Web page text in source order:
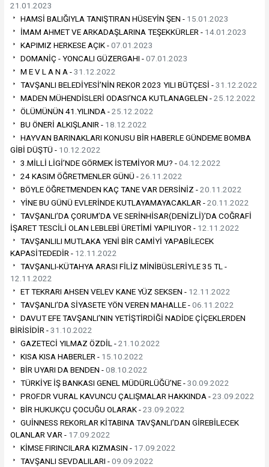
21.01.2023
HAMSİ BALIĞIYLA TANIŞTIRAN HÜSEYİN ŞEN - 15.01.2023
İMAM AHMET VE ARKADAŞLARINA TEŞEKKÜRLER - 14.01.2023
KAPIMIZ HERKESE AÇIK -07.01.2023
DOMANİÇ - YONCALI GÜZERGAHI -07.01.2023
M E V L A N A -31.12.2022
TAVŞANLI BELEDİYESİ’NİN REKOR 2023 YILI BÜTÇESİ -31.12.2022
MADEN MÜHENDİSLERİ ODASI’NCA KUTLANAGELEN -25.12.2022
ÖLÜMÜNÜN 41.YILINDA -25.12.2022
BU ÖNERİ ALKIŞLANIR - 18.12.2022
HAYVAN BARINAKLARI KONUSU BİR HABERLE GÜNDEME BOMBA
GİBİ DÜŞTÜ - 10.12.2022
3.MİLLİ LİGİ’NDE GÖRMEK İSTEMİYOR MU? -04.12.2022
24 KASIM ÖĞRETMENLER GÜNÜ -26.11.2022
BÖYLE ÖĞRETMENDEN KAÇ TANE VAR DERSİNİZ -20.11.2022
YİNE BU GÜNÜ EVLERİNDE KUTLAYAMAYACAKLAR -20.11.2022
TAVŞANLI’DA ÇORUM’DA VE SERİNHİSAR(DENİZLİ)’DA COĞRAFİ
İŞARET TESCİLİ OLAN LEBLEBİ ÜRETİMİ YAPILIYOR - 12.11.2022
TAVŞANLILI MUTLAKA YENİ BİR CAMİYİ YAPABİLECEK
KAPASİTEDEDİR - 12.11.2022
TAVŞANLI-KÜTAHYA ARASI FİLİZ MİNİBÜSLERİYLE 35 TL -
12.11.2022
ET TEKRARI AHSEN VELEV KANE YÜZ SEKSEN - 12.11.2022
TAVŞANLI’DA SİYASETE YÖN VEREN MAHALLE -06.11.2022
DAVUT EFE TAVŞANLI’NIN YETİŞTİRDİĞİ NADİDE ÇİÇEKLERDEN
BİRİSİDİR -31.10.2022
GAZETECİ YILMAZ ÖZDİL -21.10.2022
KISA KISA HABERLER - 15.10.2022
BİR UYARI DA BENDEN -08.10.2022
TÜRKİYE İŞ BANKASI GENEL MÜDÜRLÜĞÜ’NE -30.09.2022
PROF.DR VURAL KAVUNCU ÇALIŞMALAR HAKKINDA -23.09.2022
BİR HUKUKÇU ÇOCUĞU OLARAK -23.09.2022
GUİNNESS REKORLAR KİTABINA TAVŞANLI’DAN GİREBİLECEK
OLANLAR VAR - 17.09.2022
KİMSE FIRINCILARA KIZMASIN - 17.09.2022
TAVŞANLI SEVDALILARI -09.09.2022